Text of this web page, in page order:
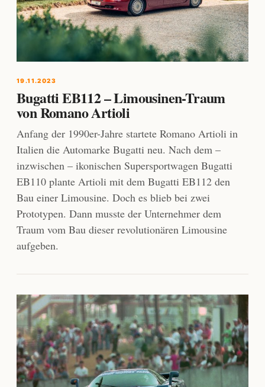
19.11.2023
Bugatti EB112 – Limousinen-Traum
von Romano Artioli
Anfang der 1990er-Jahre startete Romano Artioli in
Italien die Automarke Bugatti neu. Nach dem –
inzwischen – ikonischen Supersportwagen Bugatti
EB110 plante Artioli mit dem Bugatti EB112 den
Bau einer Limousine. Doch es blieb bei zwei
Prototypen. Dann musste der Unternehmer dem
Traum vom Bau dieser revolutionären Limousine
aufgeben.